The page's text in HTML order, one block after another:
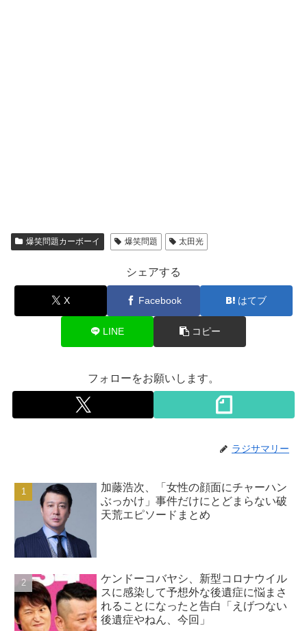
爆笑問題カーボーイ 爆笑問題 太田光
シェアする
X Facebook はてブ
LINE コピー
フォローをお願いします。
ラジサマリー
加藤浩次、「女性の顔面にチャーハン
ぶっかけ」事件だけにとどまらない破
天荒エピソードまとめ
ケンドーコバヤシ、新型コロナウイル
スに感染して予想外な後遺症に悩まさ
れることになったと告白「えげつない
後遺症やねん、今回」